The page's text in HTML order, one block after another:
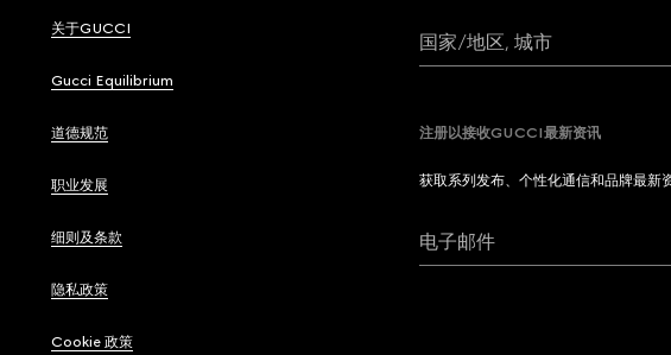
关于GUCCI
Gucci Equilibrium
道德规范
职业发展
细则及条款
隐私政策
Cookie 政策
国家/地区, 城市
注册以接收GUCCI最新资讯
获取系列发布、个性化通信和品牌最新
电子邮件